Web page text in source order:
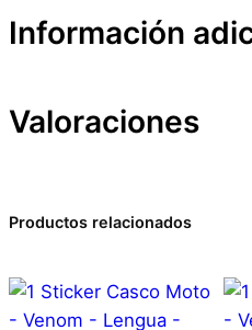
Información
Atributos Valor
Valoraciones
0
No hay valoraciones aún.
Productos relacionados